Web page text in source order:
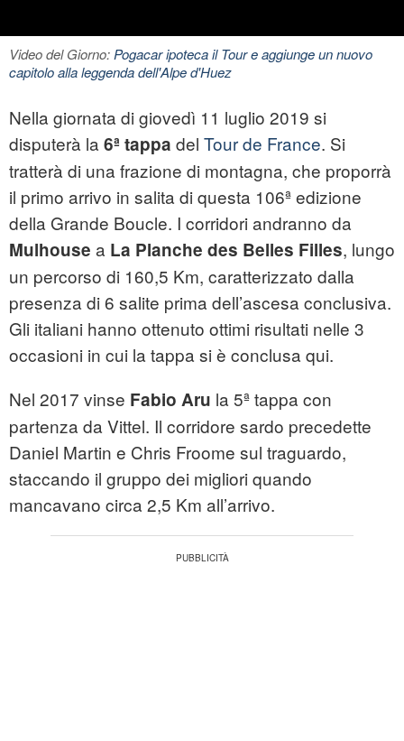
Video del Giorno:Pogacar ipoteca il Tour e aggiunge un nuovo
capitolo alla leggenda dell'Alpe d'Huez
Nella giornata di giovedì 11 luglio 2019 si
disputerà la 6ª tappa del Tour de France. Si
tratterà di una frazione di montagna, che proporrà
il primo arrivo in salita di questa 106ª edizione
della Grande Boucle. I corridori andranno da
Mulhouse a La Planche des Belles Filles, lungo
un percorso di 160,5 Km, caratterizzato dalla
presenza di 6 salite prima dell’ascesa conclusiva.
Gli italiani hanno ottenuto ottimi risultati nelle 3
occasioni in cui la tappa si è conclusa qui.
Nel 2017 vinse Fabio Aru la 5ª tappa con
partenza da Vittel. Il corridore sardo precedette
Daniel Martin e Chris Froome sul traguardo,
staccando il gruppo dei migliori quando
mancavano circa 2,5 Km all’arrivo.